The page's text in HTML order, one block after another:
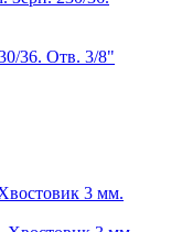
36. Отв. 3/8"